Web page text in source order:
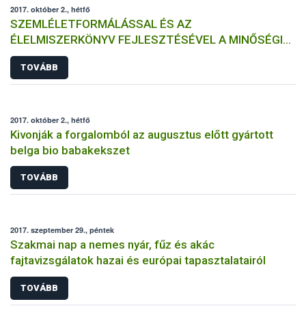
2017. október 2., hétfő
SZEMLÉLETFORMÁLÁSSAL ÉS AZ
ÉLELMISZERKÖNYV FEJLESZTÉSÉVEL A MINŐSÉGI
MAGYAR PÉKTERMÉKEK (EL)ISMERTSÉGÉÉRT
TOVÁBB
2017. október 2., hétfő
Kivonják a forgalomból az augusztus előtt gyártott
belga bio babakekszet
TOVÁBB
2017. szeptember 29., péntek
Szakmai nap a nemes nyár, fűz és akác
fajtavizsgálatok hazai és európai tapasztalatairól
TOVÁBB